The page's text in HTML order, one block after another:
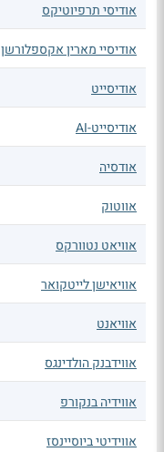
אודיסי תרפיוטיקס
אודיסיי מארין אקספלורשן
אודיסייט
אודיסייט-AI
אודסיה
אווטוק
אוויאט נטוורקס
אוויאישן לייטקואר
אוויאנט
אווידבנק הולדינגס
אווידיה בנקורפ
אווידיטי ביוסיינסז